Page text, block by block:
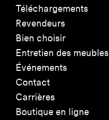
Téléchargements
Revendeurs
Bien choisir
Entretien des meubles
Événements
Contact
Carrières
Boutique en ligne